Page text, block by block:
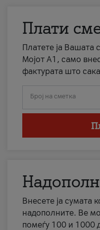
Плати
Платете ја Вашата
Мојот А1, само
фактурата што
Број на сметка
Внесете ја сумата
надополните. Ве
помеѓу 100 и 1000